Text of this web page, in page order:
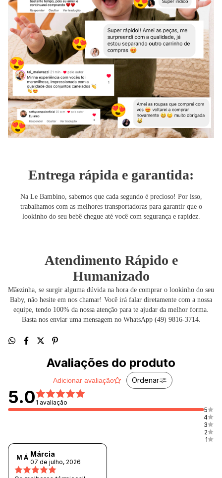
Entrega rápida e garantida:
Na Le Bambino, sabemos que cada segundo é precioso! Por isso,
trabalhamos com as melhores transportadoras para garantir que o
lookinho do seu bebê chegue até você com segurança e rapidez.
Atendimento Rápido e
Humanizado
Mãezinha, se surgir alguma dúvida na hora de comprar o lookinho do seu
Baby, não hesite em nos chamar! Você irá falar diretamente com a nossa
equipe, tendo 100% da nossa atenção para te ajudar da melhor forma.
Basta nos enviar uma mensagem no WhatsApp (49) 9816-3714.
Avaliações do produto
Adicionar avaliação Ordenar
5.0 1 avaliação
5
4
3
2
1
M Á Márcia
07 de julho, 2026